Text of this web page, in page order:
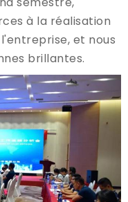
à la réalisation
et nous
brillantes.